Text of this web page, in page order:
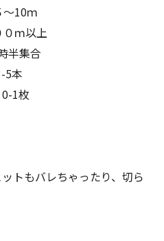
10ｍ
ｍ以上
半集合
本
トもバレちゃったり、切ら